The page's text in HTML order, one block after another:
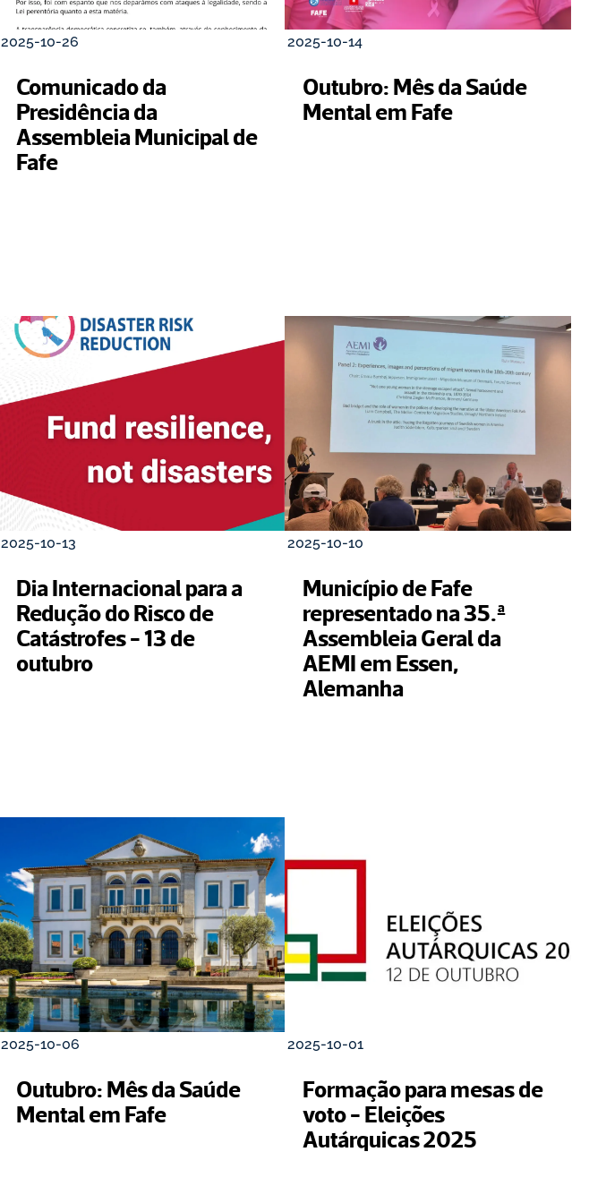
2025-10-26
Comunicado da
Presidência da
Assembleia Municipal de
Fafe
2025-10-14
Outubro: Mês da Saúde
Mental em Fafe
2025-10-13
Dia Internacional para a
Redução do Risco de
Catástrofes - 13 de
outubro
2025-10-10
Município de Fafe
representado na 35.ª
Assembleia Geral da
AEMI em Essen,
Alemanha
2025-10-06
Outubro: Mês da Saúde
Mental em Fafe
2025-10-01
Formação para mesas de
voto - Eleições
Autárquicas 2025